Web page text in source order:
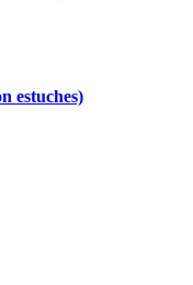
estuches)